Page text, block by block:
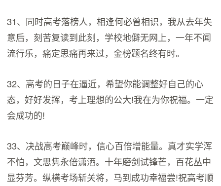
31、同时高考落榜人，相逢何必曾相识，我从去年失
意后，刻苦复读到此刻，学校地僻无网上，一年不闻
流行乐，痛定思痛再来过，金榜题名终有时。
32、高考的日子在逼近，希望你能调整好自己的心
态，好好发挥，考上理想的公大!我在为你祝福。一定
会成功的!
33、决战高考巅峰时，信心百倍增能量。真才实学浑
不怕，文思隽永倍潇洒。十年磨剑试锋芒，百花丛中
显芬芳。纵横考场斩关将，马到成功幸福尝!祝高考顺